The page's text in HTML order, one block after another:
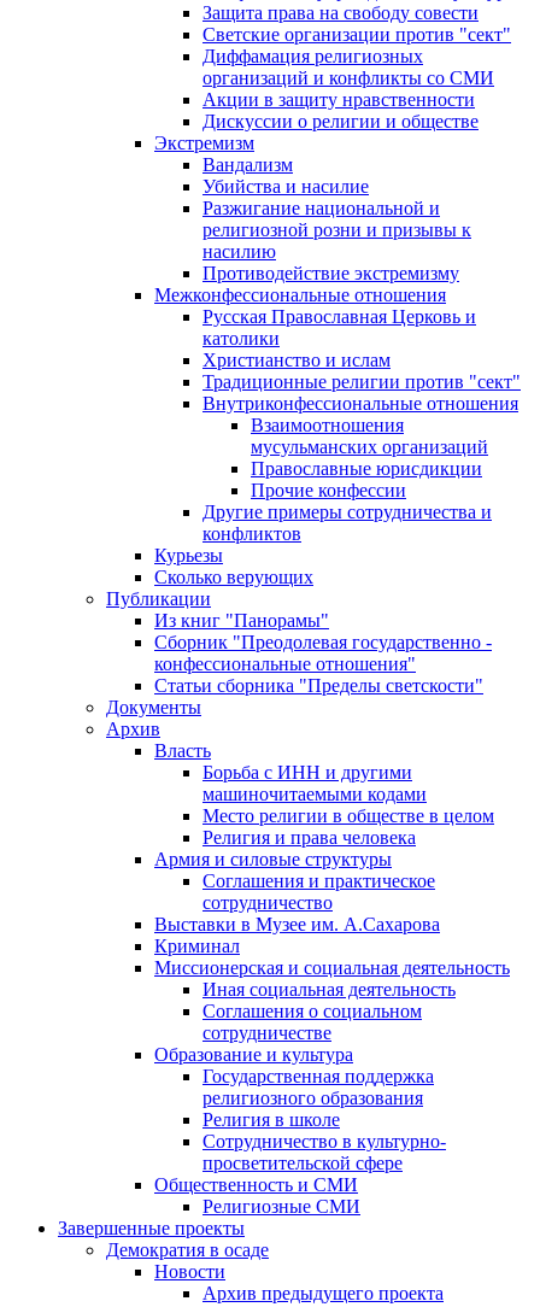
Защита права на свободу совести
Светские организации против "сект"
Диффамация религиозных
организаций и конфликты со СМИ
Акции в защиту нравственности
Дискуссии о религии и обществе
Экстремизм
Вандализм
Убийства и насилие
Разжигание национальной и
религиозной розни и призывы к
насилию
Противодействие экстремизму
Межконфессиональные отношения
Русская Православная Церковь и
католики
Христианство и ислам
Традиционные религии против "сект"
Внутриконфессиональные отношения
Взаимоотношения
мусульманских организаций
Православные юрисдикции
Прочие конфессии
Другие примеры сотрудничества и
конфликтов
Курьезы
Сколько верующих
Публикации
Из книг "Панорамы"
Сборник "Преодолевая государственно -
конфессиональные отношения"
Статьи сборника "Пределы светскости"
Документы
Архив
Власть
Борьба с ИНН и другими
машиночитаемыми кодами
Место религии в обществе в целом
Религия и права человека
Армия и силовые структуры
Соглашения и практическое
сотрудничество
Выставки в Музее им. А.Сахарова
Криминал
Миссионерская и социальная деятельность
Иная социальная деятельность
Соглашения о социальном
сотрудничестве
Образование и культура
Государственная поддержка
религиозного образования
Религия в школе
Сотрудничество в культурно-
просветительской сфере
Общественность и СМИ
Религиозные СМИ
Завершенные проекты
Демократия в осаде
Новости
Архив предыдущего проекта